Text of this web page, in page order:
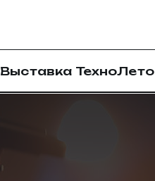
Выставка ТехноЛето